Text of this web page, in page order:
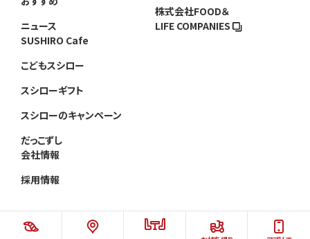
ニュース
SUSHIRO Cafe
こどもスシロー
スシローギフト
スシローのキャンペーン
だっこずし
会社情報
採用情報
株式会社FOOD＆
LIFE COMPANIES